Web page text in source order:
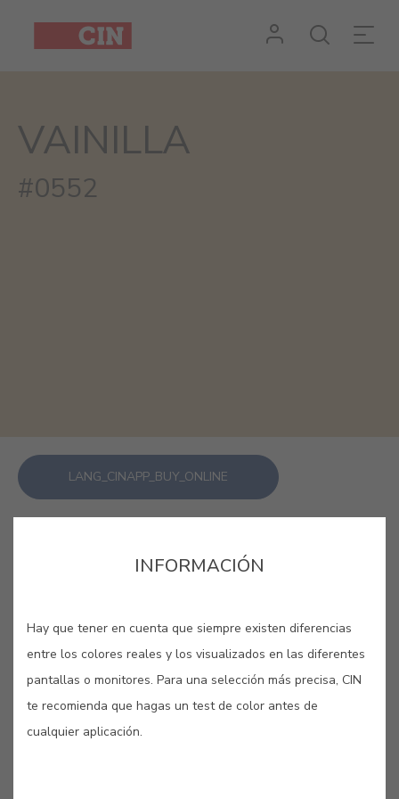
VAINILLA
#0552
LANG_CINAPP_BUY_ONLINE
VAINILLA #552
Este color recuerda al fresco tono de
INFORMACIÓN
Hay que tener en cuenta que siempre existen diferencias
entre los colores reales y los visualizados en las diferentes
pantallas o monitores. Para una selección más precisa, CIN
te recomienda que hagas un test de color antes de
cualquier aplicación.